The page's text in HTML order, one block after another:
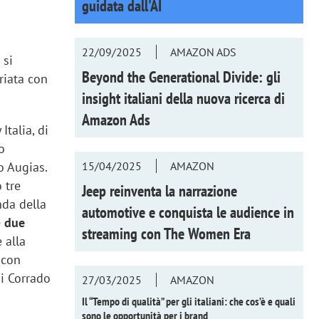
si
con
Italia, di
Augias.
tre
della
due
alla
Corrado
guidata dall'AI
22/09/2025 AMAZON ADS
Beyond the Generational Divide: gli
insight italiani della nuova ricerca di
Amazon Ads
15/04/2025 AMAZON
Jeep reinventa la narrazione
automotive e conquista le audience in
streaming conThe Women Era
27/03/2025
AMAZON
Il “Tempo di qualità” per gli italiani: che cos’è e quali
sono le opportunità per i brand